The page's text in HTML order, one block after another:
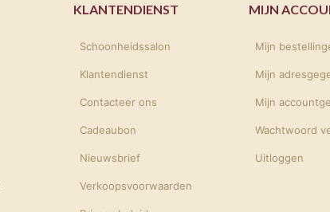
KLANTENDIENST
Schoonheidssalon
Klantendienst
Contacteer ons
Cadeaubon
Nieuwsbrief
Verkoopsvoorwaarden
MIJN
Mijn
Mijn
Mijn
Wachtwoord
Uitloggen